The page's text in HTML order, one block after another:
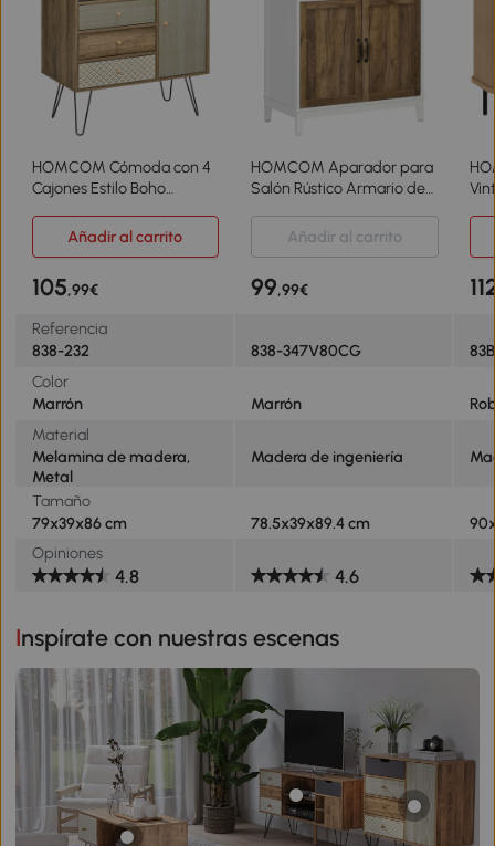
HOMCOM Cómoda con 4
Cajones Estilo Boho
Patas de Metal para Salón
Dormitorio 79x39x86 cm
HOMCOM Aparador para
Salón Rústico Armario de
Cajón y Puertas y Estante
Ajustable 78,5x39x89,4 cm
Añadir al carrito Añadir al carrito
105,99€ 99,99€
Referencia
838-232
838-347V80CG
Color
Marrón
Marrón
Material
Melamina de madera,
Metal
Madera de ingeniería
Tamaño
79x39x86 cm
78.5x39x89.4 cm
Opiniones
4.8 4.6
Inspírate con nuestras escenas